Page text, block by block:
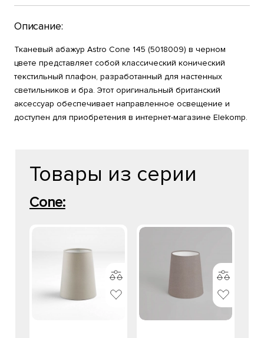
Описание:
Тканевый абажур Astro Cone 145 (5018009) в черном
цвете представляет собой классический конический
текстильный плафон, разработанный для настенных
светильников и бра. Этот оригинальный британский
аксессуар обеспечивает направленное освещение и
доступен для приобретения в интернет-магазине Elekomp.
Товары из серии
Cone: